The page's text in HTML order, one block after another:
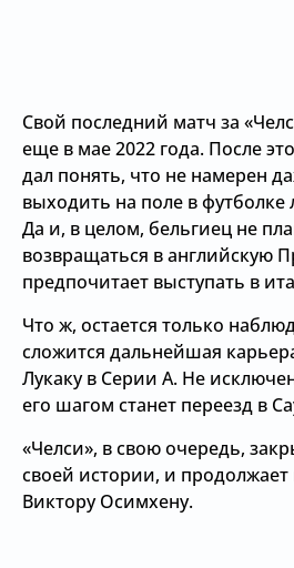
Свой последний матч за
еще в мае 2022 года. После
дал понять, что не намерен
выходить на поле в футболке
Да и, в целом, бельгиец не
возвращаться в английскую
предпочитает выступать в
Что ж, остается только
сложится дальнейшая
Лукаку в Серии А. Не
его шагом станет переезд в
«Челси», в свою очередь,
своей истории, и
Виктору Осимхену.